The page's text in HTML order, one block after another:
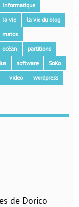
informatique
la vie
la vie du blog
matos
océan
partitions
software
SoKo
video wordpress
de Dorico